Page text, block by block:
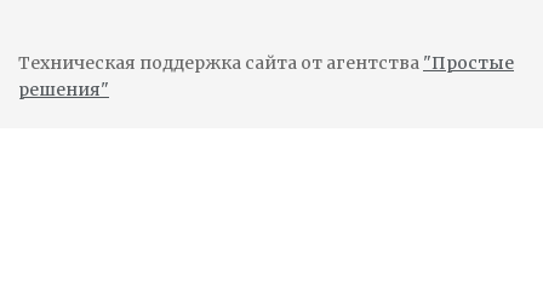
Техническая поддержка сайта от агентства "Простые
решения"